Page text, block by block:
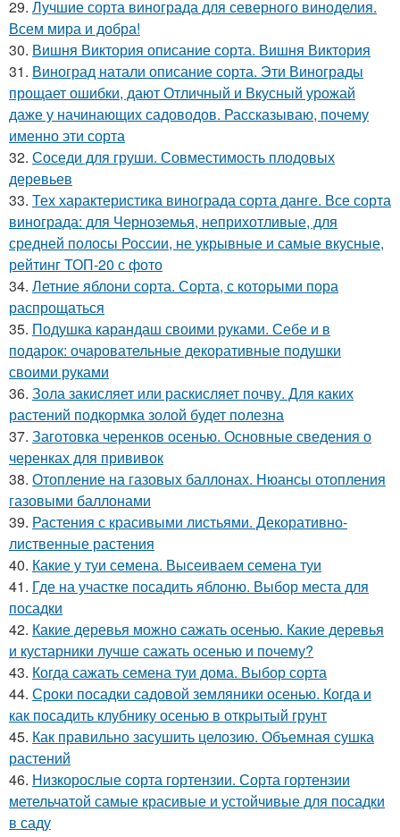
29. Лучшие сорта винограда для северного виноделия.
Всем мира и добра!
30. Вишня Виктория описание сорта. Вишня Виктория
31. Виноград натали описание сорта. Эти Винограды
прощает ошибки, дают Отличный и Вкусный урожай
даже у начинающих садоводов. Рассказываю, почему
именно эти сорта
32. Соседи для груши. Совместимость плодовых
деревьев
33. Тех характеристика винограда сорта данге. Все сорта
винограда: для Черноземья, неприхотливые, для
средней полосы России, не укрывные и самые вкусные,
рейтинг ТОП-20 с фото
34. Летние яблони сорта. Сорта, с которыми пора
распрощаться
35. Подушка карандаш своими руками. Себе и в
подарок: очаровательные декоративные подушки
своими руками
36. Зола закисляет или раскисляет почву. Для каких
растений подкормка золой будет полезна
37. Заготовка черенков осенью. Основные сведения о
черенках для прививок
38. Отопление на газовых баллонах. Нюансы отопления
газовыми баллонами
39. Растения с красивыми листьями. Декоративно-
лиственные растения
40. Какие у туи семена. Высеиваем семена туи
41. Где на участке посадить яблоню. Выбор места для
посадки
42. Какие деревья можно сажать осенью. Какие деревья
и кустарники лучше сажать осенью и почему?
43. Когда сажать семена туи дома. Выбор сорта
44. Сроки посадки садовой земляники осенью. Когда и
как посадить клубнику осенью в открытый грунт
45. Как правильно засушить целозию. Объемная сушка
растений
46. Низкорослые сорта гортензии. Сорта гортензии
метельчатой самые красивые и устойчивые для посадки
в саду